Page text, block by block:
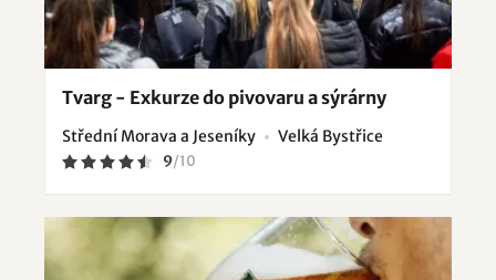
Tvarg - Exkurze do pivovaru a sýrárny
Střední Morava a Jeseníky Velká Bystřice
9/10